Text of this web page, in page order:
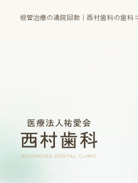
根管治療の通院回数｜西村歯科の歯科